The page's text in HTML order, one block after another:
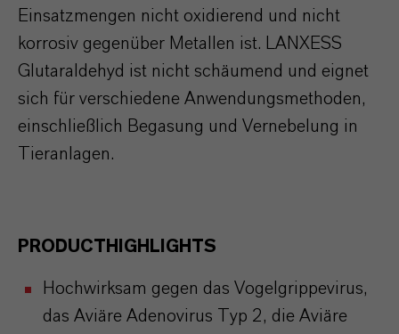
Einsatzmengen nicht oxidierend und nicht
korrosiv gegenüber Metallen ist. LANXESS
Glutaraldehyd ist nicht schäumend und eignet
sich für verschiedene Anwendungsmethoden,
einschließlich Begasung und Vernebelung in
Tieranlagen.
PRODUCTHIGHLIGHTS
Hochwirksam gegen das Vogelgrippevirus,
das Aviäre Adenovirus Typ 2, die Aviäre